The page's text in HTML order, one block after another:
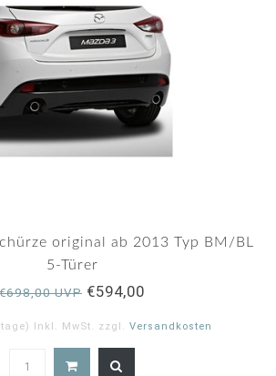
original ab 2013 Typ BM/BL
5-Türer
€698,00 UVP €594,00
Inkl. MwSt. zzgl. Versandkosten